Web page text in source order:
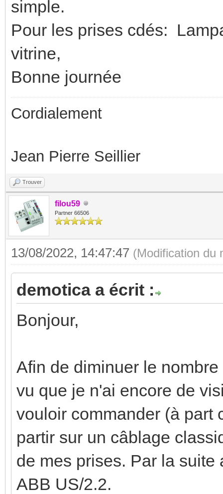
simple.
Pour les prises cdés:
vitrine,
Bonne journée
Cordialement
Jean Pierre Seillier
Trouver
filou59
Partner 66506
13/08/2022, 14:47:47 (Modification du
demotica a écrit :
Bonjour,
Afin de diminuer le
vu que je n'ai encore de
vouloir commander (à
partir sur un câblage
de mes prises. Par la
ABB US/2.2.